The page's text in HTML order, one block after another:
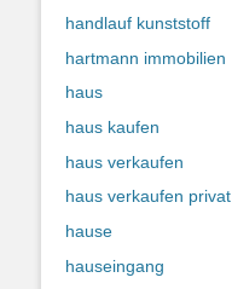
handlauf kunststoff
hartmann immobilien
haus
haus kaufen
haus verkaufen
haus verkaufen privat
hause
hauseingang